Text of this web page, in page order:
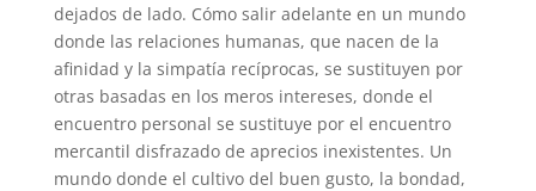
dejados de lado. Cómo salir adelante en un mundo
donde las relaciones humanas, que nacen de la
afinidad y la simpatía recíprocas, se sustituyen por
otras basadas en los meros intereses, donde el
encuentro personal se sustituye por el encuentro
mercantil disfrazado de aprecios inexistentes. Un
mundo donde el cultivo del buen gusto, la bondad,